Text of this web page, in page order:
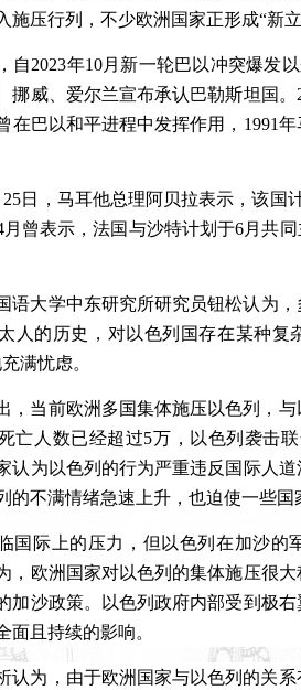
施压行列，不少欧洲国家正形成“新
自2023年10月新一轮巴以冲突爆发
挪威、爱尔兰宣布承认巴勒斯坦国。
在巴以和平进程中发挥作用， 1991年
25日，马耳他总理阿贝拉表示，该国
月曾表示，法国与沙特计划于6月共
语大学中东研究所研究员钮松认为，
人的历史，对以色列国存在某种
满忧虑。
，当前欧洲多国集体施压以色列，
亡人数已经超过5万，以色列袭击
认为以色列的行为严重违反国际人
的不满情绪急速上升，也迫使一些
国际上的压力，但以色列在加沙的
，欧洲国家对以色列的集体施压很
加沙政策。以色列政府内部受到极
面且持续的影响。
认为，由于欧洲国家与以色列的关